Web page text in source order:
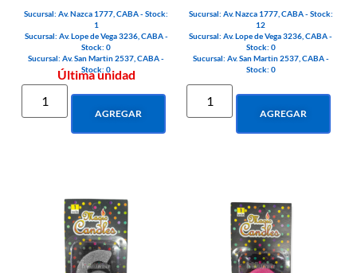
Sucursal: Av. Nazca 1777, CABA - Stock:
1
Sucursal: Av. Lope de Vega 3236, CABA -
Stock: 0
Sucursal: Av. San Martin 2537, CABA -
Stock: 0
Última unidad
AGREGAR
Sucursal: Av. Nazca 1777, CABA - Stock:
12
Sucursal: Av. Lope de Vega 3236, CABA -
Stock: 0
Sucursal: Av. San Martin 2537, CABA -
Stock: 0
AGREGAR